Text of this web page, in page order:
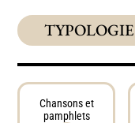
TYPOLOGIE
Chansons et
pamphlets